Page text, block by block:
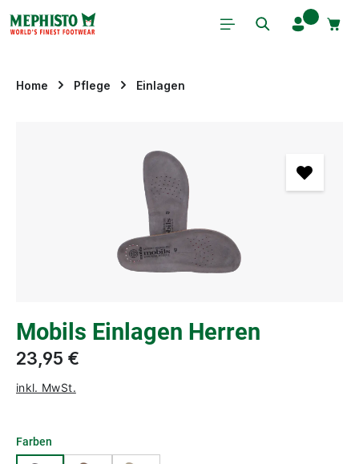
Zum Hauptinhalt springen
Home Pflege Einlagen
Mobils Einlagen Herren
23,95 €
inkl. MwSt.
Farben